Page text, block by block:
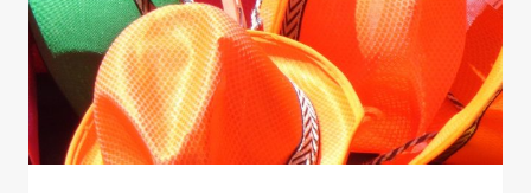
SOSTENIBILIDAD